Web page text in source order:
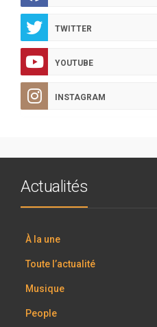
TWITTER
YOUTUBE
INSTAGRAM
Actualités
À la une
Toute l’actualité
Musique
People